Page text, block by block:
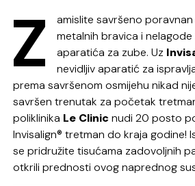
Z
amislite savršeno
metalnih bravica i
aparatića za zube. Uz
nevidljiv aparatić za
prema savršenom osmijehu nikad
savršen trenutak za početak
poliklinika Le Clinic nudi 20 posto
Invisalign® tretman do kraja godine!
se pridružite tisućama zadovoljnih
otkrili prednosti ovog naprednog